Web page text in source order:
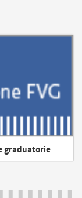
graduatorie